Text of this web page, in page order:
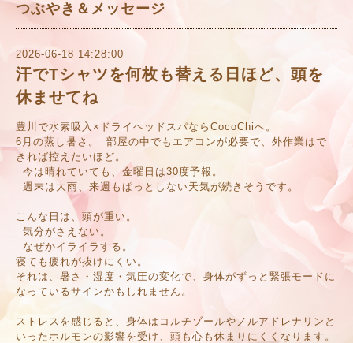
つぶやき＆メッセージ
2026-06-18 14:28:00
汗でTシャツを何枚も替える日ほど、頭を
休ませてね
豊川で水素吸入×ドライヘッドスパならCocoChiへ。
6月の蒸し暑さ。 部屋の中でもエアコンが必要で、外作業はで
きれば控えたいほど。
今は晴れていても、金曜日は30度予報。
週末は大雨、来週もぱっとしない天気が続きそうです。
こんな日は、頭が重い。
気分がさえない。
なぜかイライラする。
寝ても疲れが抜けにくい。
それは、暑さ・湿度・気圧の変化で、身体がずっと緊張モードに
なっているサインかもしれません。
ストレスを感じると、身体はコルチゾールやノルアドレナリンと
いったホルモンの影響を受け、頭も心も休まりにくくなります。